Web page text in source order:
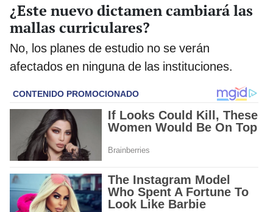
¿Este nuevo dictamen cambiará las
mallas curriculares?
No, los planes de estudio no se verán
afectados en ninguna de las instituciones.